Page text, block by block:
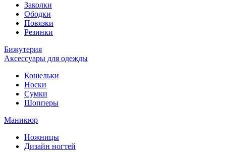
Заколки
Ободки
Повязки
Резинки
Бижутерия
Аксессуары для одежды
Кошельки
Носки
Сумки
Шопперы
Маникюр
Ножницы
Дизайн ногтей